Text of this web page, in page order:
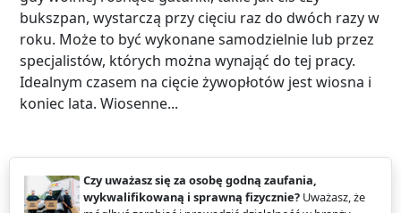
bukszpan, wystarczą przy cięciu raz do dwóch razy w
roku. Może to być wykonane samodzielnie lub przez
specjalistów, których można wynająć do tej pracy.
Idealnym czasem na cięcie żywopłotów jest wiosna i
koniec lata. Wiosenne...
Czy uważasz się za osobę godną zaufania,
wykwalifikowaną i sprawną fizycznie? Uważasz, że